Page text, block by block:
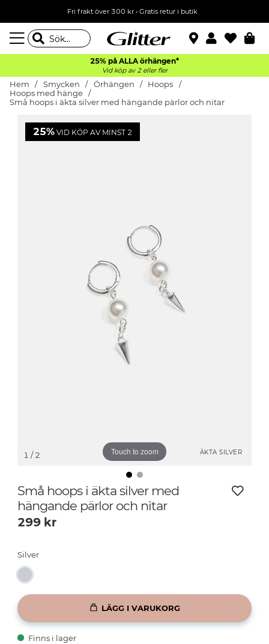
Fri frakt över 300 kr• Gratis retur i butik
25% på ALLA örhängen*
Vid köp av 2 eller fler
Hem Smycken Örhängen
Hoops
Hoops med hänge
Små hoops i äkta silver med hängande pärlor och nitar
25% VID KÖP AV MINST 2
ÄKTA SILVER
Touch to zoom
1 / 2
Små hoops i äkta silver med
hängande pärlor och nitar
299 kr
Silver
LÄGG I VARUKORG
Finns i lager